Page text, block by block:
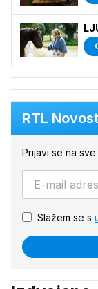
RTL
Prijavi se na
Slažem se s